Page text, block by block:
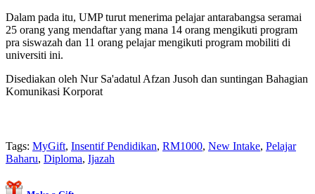
Dalam pada itu, UMP turut menerima pelajar antarabangsa seramai
25 orang yang mendaftar yang mana 14 orang mengikuti program
pra siswazah dan 11 orang pelajar mengikuti program mobiliti di
universiti ini.
Disediakan oleh Nur Sa'adatul Afzan Jusoh dan suntingan Bahagian
Komunikasi Korporat
Tags: MyGift, Insentif Pendidikan, RM1000, New Intake, Pelajar
Baharu, Diploma, Ijazah